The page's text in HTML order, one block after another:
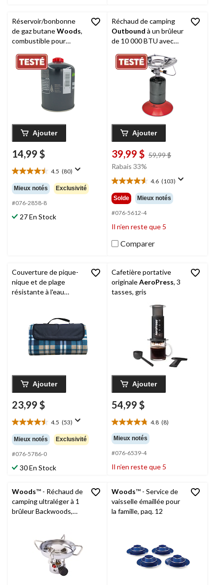
Réservoir/bonbonne
de gaz butaneWoods,
combustible pour
lanternes et appareils
de chauffage, 16 oz
Ajouter
14,99 $
4.5 (80)
4.5
étoile(s)
sur
5.
80
évaluations
Mieux notés Exclusivité
#076-2858-8
27 En Stock
Réchaud de camping
Outbound à un brûleur
de 10 000 BTU avec
Ajouter
39,99 $ 59,99 $
Rabais 33%
4.6 (103)
4.6
étoile(s)
sur
5.
103
évaluations
Solde Mieux notés
#076-5612-4
Il n’en reste que 5
Comparer
Couverture de pique-
nique et de plage
résistante à l'eau
Ajouter
23,99 $
4.5 (53)
4.5
étoile(s)
sur
5.
53
évaluations
Mieux notés Exclusivité
#076-5786-0
30 En Stock
Cafetière portative
originaleAeroPress, 3
tasses, gris
Ajouter
54,99 $
4.8 (8)
4.8
étoile(s)
sur
5.
8
Mieux notés
#076-6539-4
Il n’en reste que 5
Woods™ - Réchaud de
camping ultraléger à 1
brûleur Backwoods,
Woods™ - Service de
vaisselle émaillée pour
la famille, paq. 12